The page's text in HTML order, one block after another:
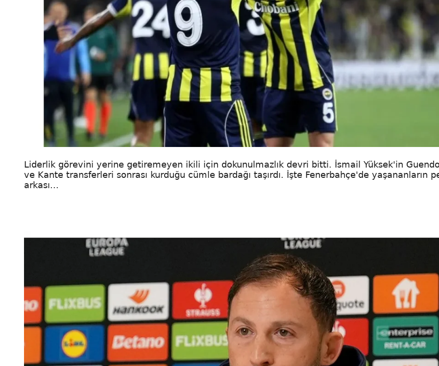
Liderlik görevini yerine getiremeyen ikili için dokunulmazlık devri bitti. İsmail Yüksek'in
ve Kante transferleri sonrası kurduğu cümle bardağı taşırdı. İşte Fenerbahçe'de yaşananların
arkası...